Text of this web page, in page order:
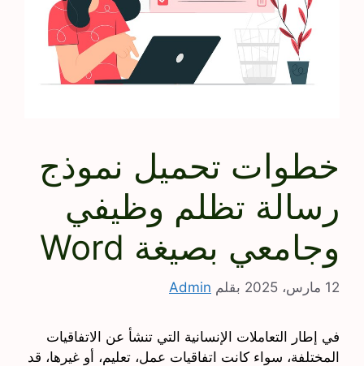
خطوات تحميل نموذج
رسالة تظلم وظيفي
وجامعي بصيغة Word
12 مارس، 2025 بقلم Admin
في إطار التعاملات الإنسانية التي تنشأ عن الاتفاقيات
المختلفة، سواء كانت اتفاقيات عمل، تعليم، أو غيرها، قد